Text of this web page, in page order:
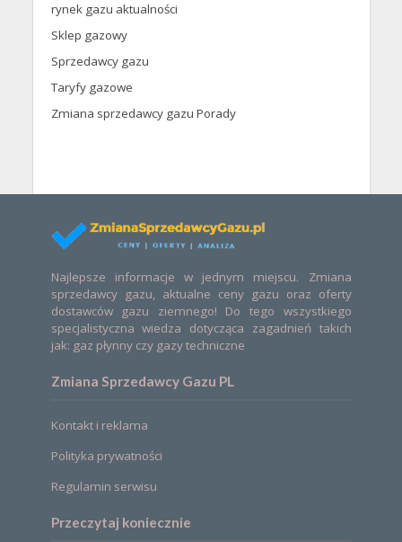
rynek gazu aktualności
Sklep gazowy
Sprzedawcy gazu
Taryfy gazowe
Zmiana sprzedawcy gazu Porady
Najlepsze informacje w jednym miejscu. Zmiana
sprzedawcy gazu, aktualne ceny gazu oraz oferty
dostawców gazu ziemnego! Do tego wszystkiego
specjalistyczna wiedza dotycząca zagadnień takich
jak: gaz płynny czy gazy techniczne
Zmiana Sprzedawcy Gazu PL
Kontakt i reklama
Polityka prywatności
Regulamin serwisu
Przeczytaj koniecznie